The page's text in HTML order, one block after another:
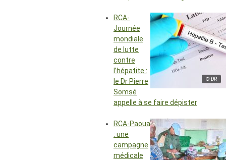
© DR
RCA-
Journée
mondiale
de lutte
contre
l’hépatite :
le Dr Pierre
Somsé
appelle à se faire dépister
RCA-Paoua
: une
campagne
médicale